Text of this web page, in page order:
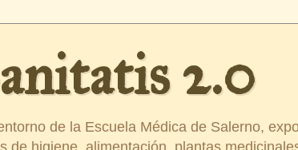
2.0
de la Escuela Médica de Salerno,
de higiene, alimentación, plantas